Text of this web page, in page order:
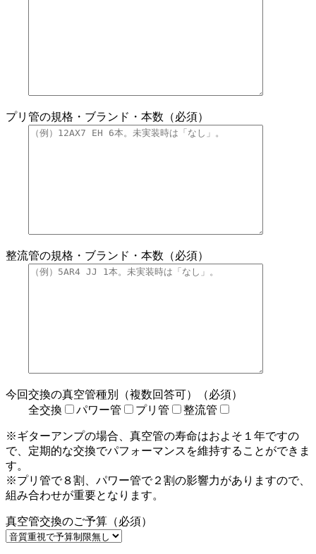
プリ管の規格・ブランド・本数（必須）
整流管の規格・ブランド・本数（必須）
今回交換の真空管種別（複数回答可）（必須）
全交換
パワー管 プリ管 整流管
※ギターアンプの場合、真空管の寿命はおよそ１年ですの
で、定期的な交換でパフォーマンスを維持することができま
す。
※プリ管で８割、パワー管で２割の影響力がありますので、
組み合わせが重要となります。
真空管交換のご予算（必須）